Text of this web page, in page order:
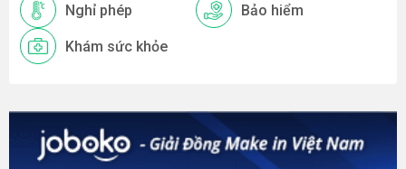
Nghỉ phép Bảo hiểm
Khám sức khỏe